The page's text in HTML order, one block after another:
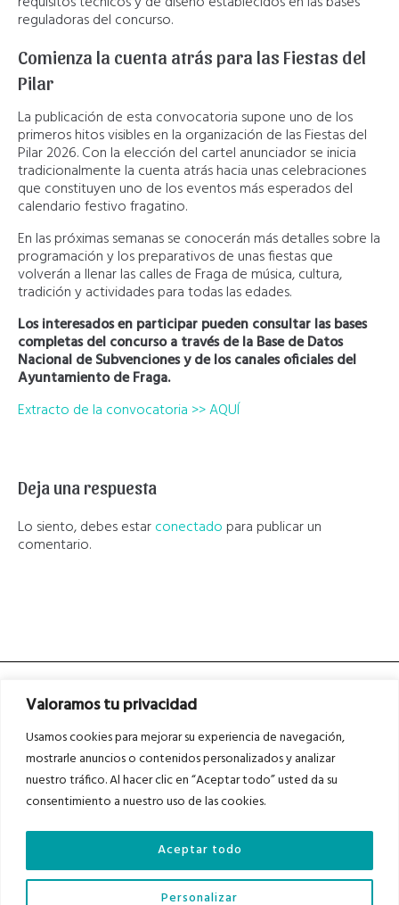
Valoramos tu privacidad
Usamos cookies para mejorar su experiencia de navegación,
mostrarle anuncios o contenidos personalizados y analizar
nuestro tráfico. Al hacer clic en “Aceptar todo” usted da su
consentimiento a nuestro uso de las cookies.
Personalizar
Aceptar todo
reguladoras del concurso.
Comienza la cuenta atrás para las Fiestas del
Pilar
La publicación de esta convocatoria supone uno de los
primeros hitos visibles en la organización de las Fiestas del
Pilar 2026. Con la elección del cartel anunciador se inicia
tradicionalmente la cuenta atrás hacia unas celebraciones
que constituyen uno de los eventos más esperados del
calendario festivo fragatino.
En las próximas semanas se conocerán más detalles sobre la
programación y los preparativos de unas fiestas que
volverán a llenar las calles de Fraga de música, cultura,
tradición y actividades para todas las edades.
Los interesados en participar pueden consultar las bases
completas del concurso a través de la Base de Datos
Nacional de Subvenciones y de los canales oficiales del
Ayuntamiento de Fraga.
Extracto de la convocatoria >> AQUÍ
Deja una respuesta
Lo siento, debes estarconectado para publicar un
comentario.
Asociados a
Auditados por